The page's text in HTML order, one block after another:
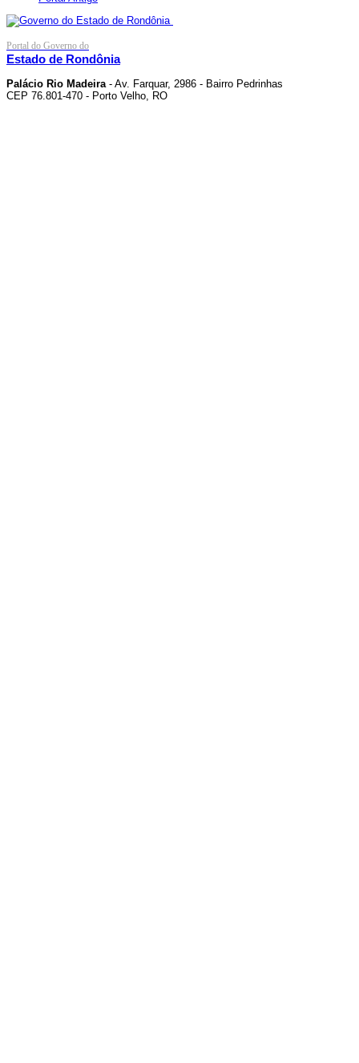
Portal do Governo do
Estado de Rondônia
Palácio Rio Madeira - Av. Farquar, 2986 - Bairro Pedrinhas
CEP 76.801-470 - Porto Velho, RO